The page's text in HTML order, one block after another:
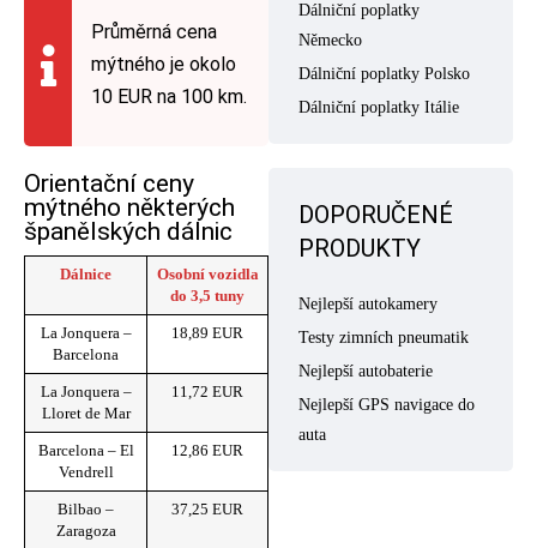
Průměrná cena
mýtného je okolo
10 EUR na 100 km.
Orientační ceny
mýtného některých
španělských dálnic
Dálnice
Osobní vozidla
do 3,5 tuny
La Jonquera –
Barcelona
18,89 EUR
La Jonquera –
Lloret de Mar
11,72 EUR
Barcelona – El
Vendrell
12,86 EUR
Bilbao –
Zaragoza
37,25 EUR
Dálniční poplatky
Německo
Dálniční poplatky Polsko
Dálniční poplatky Itálie
DOPORUČENÉ
PRODUKTY
Nejlepší autokamery
Testy zimních pneumatik
Nejlepší autobaterie
Nejlepší GPS navigace do
auta